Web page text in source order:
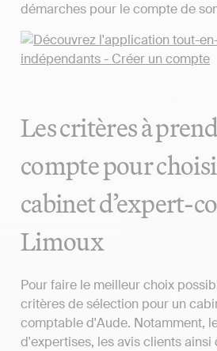
démarches pour le compte de
Les critères à
compte pour
cabinet d’expert-
Limoux
Pour faire le meilleur choix
critères de sélection pour un
comptable d'Aude. Notamment,
d'expertises, les avis clients ainsi